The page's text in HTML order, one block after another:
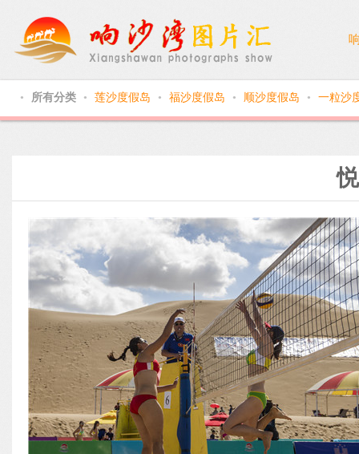
● 所有分类 ● 莲沙度假岛 ● 福沙度假岛 ● 顺沙度假岛 ● 一粒沙